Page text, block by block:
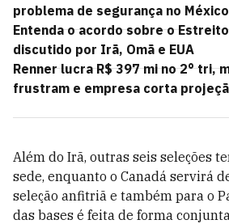
problema de segurança no México
Entenda o acordo sobre o
discutido por Irã, Omã e EUA
Renner lucra R$ 397 mi no 2° tri,
frustram e empresa corta
Além do Irã, outras seis seleções
sede, enquanto o Canadá servirá
seleção anfitriã e também para o
das bases é feita de forma